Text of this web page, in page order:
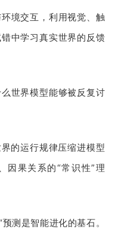
境交互，利用视觉、触
中学习真实世界的反馈
世界模型能够被反复讨
的运行规律压缩进模型
因果关系的“常识性”理
测是智能进化的基石。